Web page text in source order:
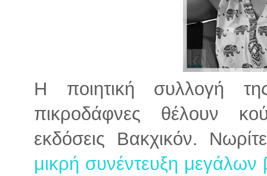
Η ποιητική συλλογή
πικροδάφνες θέλουν
εκδόσεις Βακχικόν.
μικρή συνέντευξη μεγάλων